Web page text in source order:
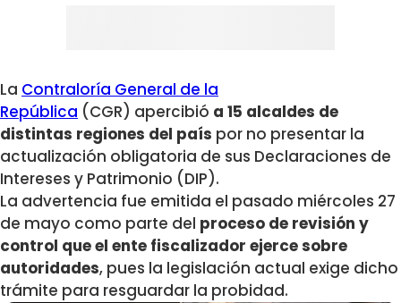
La Contraloría General de la
República (CGR) apercibió a 15 alcaldes de
distintas regiones del país por no presentar la
actualización obligatoria de sus Declaraciones de
Intereses y Patrimonio (DIP).
La advertencia fue emitida el pasado miércoles 27
de mayo como parte del proceso de revisión y
control que el ente fiscalizador ejerce sobre
autoridades, pues la legislación actual exige dicho
trámite para resguardar la probidad.